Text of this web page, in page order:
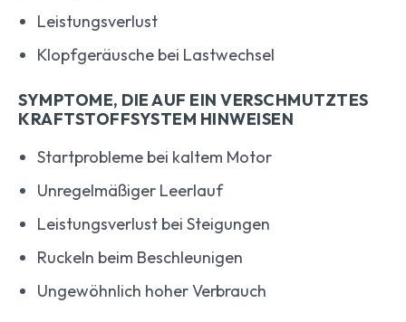
Leistungsverlust
Klopfgeräusche bei Lastwechsel
SYMPTOME, DIE AUF EIN VERSCHMUTZTES
KRAFTSTOFFSYSTEM HINWEISEN
Startprobleme bei kaltem Motor
Unregelmäßiger Leerlauf
Leistungsverlust bei Steigungen
Ruckeln beim Beschleunigen
Ungewöhnlich hoher Verbrauch